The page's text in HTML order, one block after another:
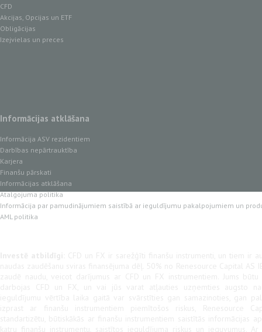
CFD
Akcijas, Opcijas un ETF
Obligācijas
Izejvielas un preces
Informācijas atklāšana
Informācija ASV rezidentiem
Darbības nepārtrauktība
Karjera
Finanšu pārskati
Informācijas atklāšana
Atalgojuma politika
Informācija par pamudinājumiem saistībā ar ieguldījumu pakalpojumiem un
AML politika